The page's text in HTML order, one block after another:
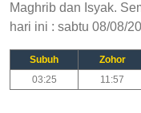
Maghrib dan Isyak.
hari ini : sabtu 08/08/
Subuh Zohor
03:25
11:57